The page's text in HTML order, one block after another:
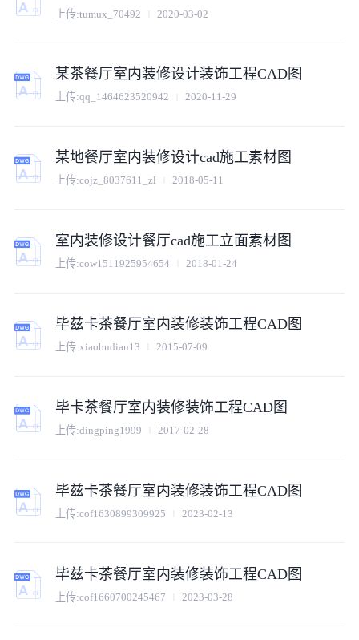
上传:tumux_70492 2020-03-02
某茶餐厅室内装修设计装饰工程CAD图
上传:qq_1464623520942 2020-11-29
某地餐厅室内装修设计cad施工素材图
上传:cojz_8037611_zl 2018-05-11
室内装修设计餐厅cad施工立面素材图
上传:cow1511925954654 2018-01-24
毕兹卡茶餐厅室内装修装饰工程CAD图
上传:xiaobudian13 2015-07-09
毕卡茶餐厅室内装修装饰工程CAD图
上传:dingping1999 2017-02-28
毕兹卡茶餐厅室内装修装饰工程CAD图
上传:cof1630899309925 2023-02-13
毕兹卡茶餐厅室内装修装饰工程CAD图
上传:cof1660700245467 2023-03-28